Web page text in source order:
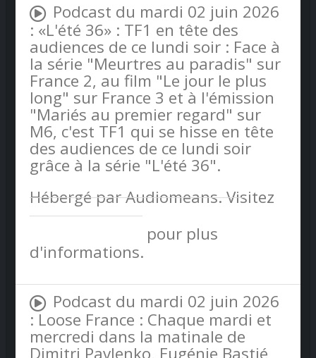
Podcast du mardi 02 juin 2026
: «L'été 36» : TF1 en tête des
audiences de ce lundi soir : Face à
la série "Meurtres au paradis" sur
France 2, au film "Le jour le plus
long" sur France 3 et à l'émission
"Mariés au premier regard" sur
M6, c'est TF1 qui se hisse en tête
des audiences de ce lundi soir
grâce à la série "L'été 36".
Hébergé par Audiomeans. Visitez
audiomeans.fr/politique-de-
pour plus
d'informations.
Podcast du mardi 02 juin 2026
: Loose France : Chaque mardi et
mercredi dans la matinale de
Dimitri Pavlenko, Eugénie Bastié